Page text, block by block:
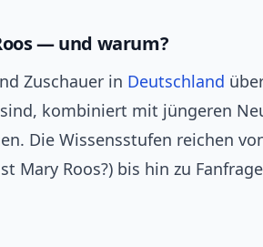
— und warum?
Zuschauer in Deutschland
kombiniert mit jüngeren
Die Wissensstufen reichen
Mary Roos?) bis hin zu